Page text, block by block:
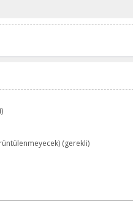
(gerekli)